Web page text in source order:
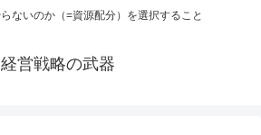
ないのか（=資源配分）を選択すること
経営戦略の武器